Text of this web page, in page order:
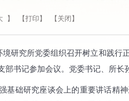
】 【打印】 【关闭】
究所党委组织召开树立和践行
部书记参加会议。党委书记、所长
础研究座谈会上的重要讲话精神